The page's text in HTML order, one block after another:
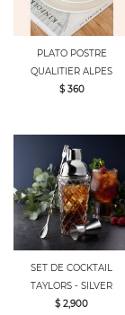
PLATO POSTRE
QUALITIER ALPES
$ 360
SET DE COCKTAIL
TAYLORS - SILVER
$ 2,900